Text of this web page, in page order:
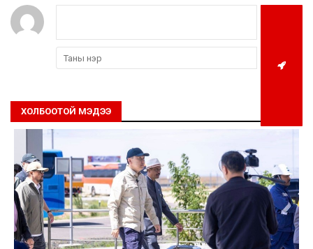
ХОЛБООТОЙ МЭДЭЭ